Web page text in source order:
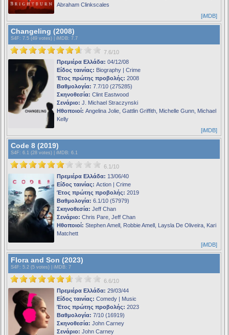
Abraham Clinkscales
[iMDB]
Changeling (2008)
S4F : 7.5 (49 votes) | iMDB: 7.7
7.6/10
Πρεμιέρα Ελλάδα: 04/12/08
Είδος ταινίας: Biography | Crime
Έτος πρώτης προβολής: 2008
Βαθμολογία: 7.7/10 (275285)
Σκηνοθεσία: Clint Eastwood
Σενάριο: J. Michael Straczynski
Ηθοποιοί: Angelina Jolie, Gattlin Griffith, Michelle Gunn, Michael
Kelly
[iMDB]
Code 8 (2019)
S4F : 6.1 (28 votes) | iMDB: 6.1
6.1/10
Πρεμιέρα Ελλάδα: 13/06/40
Είδος ταινίας: Action | Crime
Έτος πρώτης προβολής: 2019
Βαθμολογία: 6.1/10 (57979)
Σκηνοθεσία: Jeff Chan
Σενάριο: Chris Pare, Jeff Chan
Ηθοποιοί: Stephen Amell, Robbie Amell, Laysla De Oliveira, Kari
Matchett
[iMDB]
Flora and Son (2023)
S4F : 5.2 (5 votes) | iMDB: 7
6.6/10
Πρεμιέρα Ελλάδα: 29/03/44
Είδος ταινίας: Comedy | Music
Έτος πρώτης προβολής: 2023
Βαθμολογία: 7/10 (16919)
Σκηνοθεσία: John Carney
Σενάριο: John Carney